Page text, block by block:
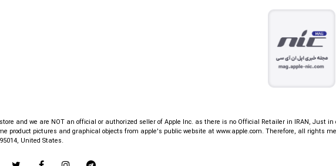
and we are NOT an official or authorized seller of Apple Inc. as there is no Official Retailer in IRAN, Just in
product pictures and graphical objects from apple's public website at www.apple.com. Therefore, all rights
United States.